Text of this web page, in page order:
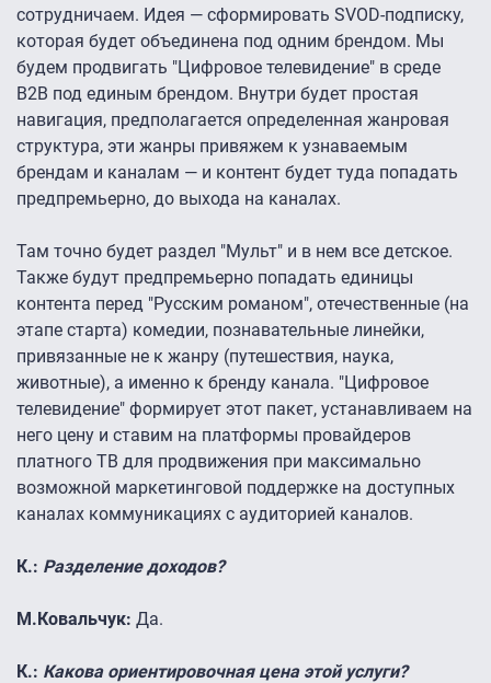
сотрудничаем. Идея — сформировать SVOD-подписку,
которая будет объединена под одним брендом. Мы
будем продвигать "Цифровое телевидение" в среде
В2В под единым брендом. Внутри будет простая
навигация, предполагается определенная жанровая
структура, эти жанры привяжем к узнаваемым
брендам и каналам — и контент будет туда попадать
предпремьерно, до выхода на каналах.
Там точно будет раздел "Мульт" и в нем все детское.
Также будут предпремьерно попадать единицы
контента перед "Русским романом", отечественные (на
этапе старта) комедии, познавательные линейки,
привязанные не к жанру (путешествия, наука,
животные), а именно к бренду канала. "Цифровое
телевидение" формирует этот пакет, устанавливаем на
него цену и ставим на платформы провайдеров
платного ТВ для продвижения при максимально
возможной маркетинговой поддержке на доступных
каналах коммуникациях с аудиторией каналов.
К.: Разделение доходов?
М.Ковальчук: Да.
К.: Какова ориентировочная цена этой услуги?